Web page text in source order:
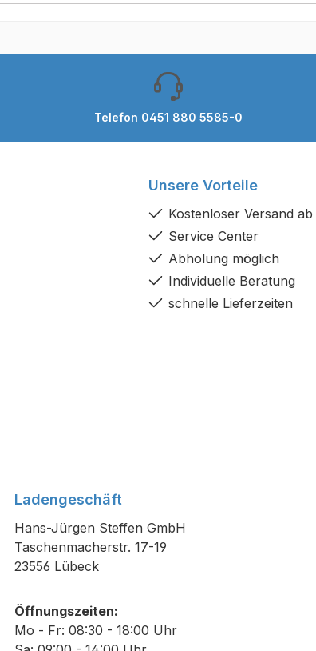
Telefon 0451 880 5585-0
Unsere Vorteile
Kostenloser Versand ab
Service Center
Abholung möglich
Individuelle Beratung
schnelle Lieferzeiten
Ladengeschäft
Hans-Jürgen Steffen GmbH
Taschenmacherstr. 17-19
23556 Lübeck
Öffnungszeiten:
Mo - Fr: 08:30 - 18:00 Uhr